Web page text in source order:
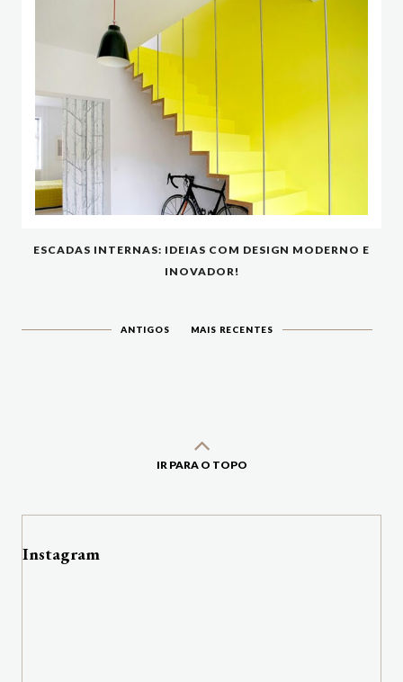
ESCADAS INTERNAS: IDEIAS COM DESIGN MODERNO E
INOVADOR!
ANTIGOS MAIS RECENTES
IR PARA O TOPO
Instagram